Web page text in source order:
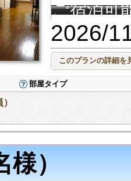
ご宿泊可
2026/
部屋タイプ
様）